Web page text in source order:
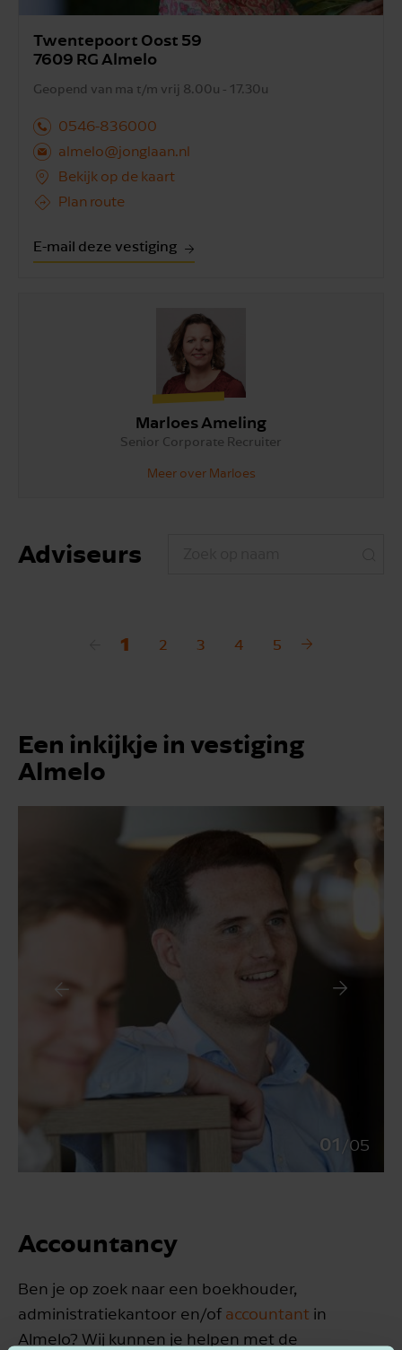
Twentepoort Oost 59
7609 RG Almelo
Geopend van ma t/m vrij 8.00u - 17.30u
0546-836000
almelo@jonglaan.nl
Bekijk op de kaart
Plan route
E-mail deze vestiging
Marloes Ameling
Senior Corporate Recruiter
Meer over Marloes
Adviseurs
1 2 3 4 5
Een inkijkje in vestiging
Almelo
01 /05
Accountancy
Ben je op zoek naar een boekhouder,
administratiekantoor en/of accountant in
Almelo? Wij kunnen je helpen met de